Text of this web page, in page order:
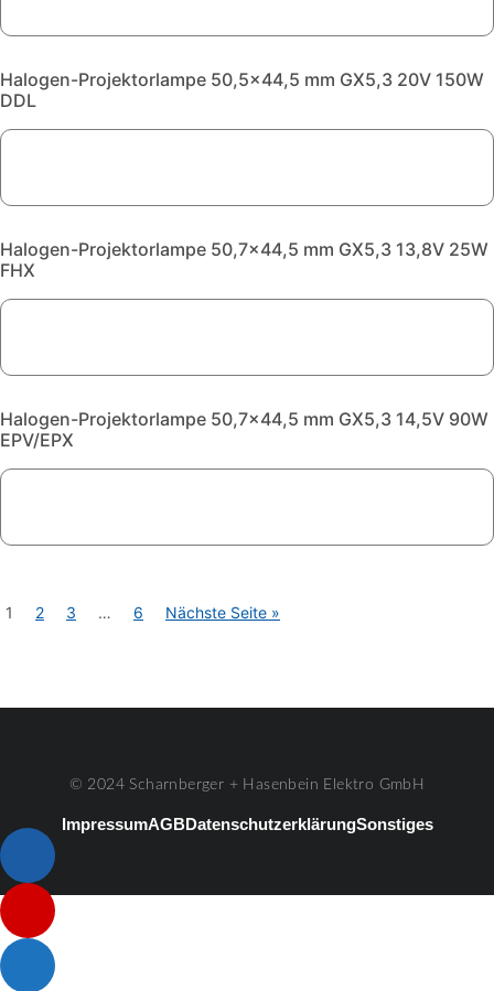
Halogen-Projektorlampe 50,5x44,5 mm GX5,3 20V 150W
DDL
Halogen-Projektorlampe 50,7x44,5 mm GX5,3 13,8V 25W
FHX
Halogen-Projektorlampe 50,7x44,5 mm GX5,3 14,5V 90W
EPV/EPX
1 2 3 … 6 Nächste Seite »
© 2024 Scharnberger + Hasenbein Elektro GmbH
ImpressumAGBDatenschutzerklärungSonstiges
Listenelement #1
Listenelement